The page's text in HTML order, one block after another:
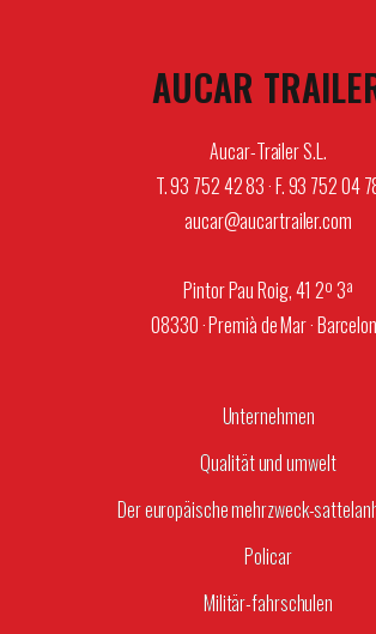
AUCAR
Aucar-Trailer S.L.
T. 93 752 42 83 · F. 93 752 04
aucar@aucartrailer.com
Pintor Pau Roig, 41 2º 3ª
08330 · Premià de Mar ·
Unternehmen
Qualität und umwelt
Der europäische mehrzweck-
Policar
Militär-fahrschulen